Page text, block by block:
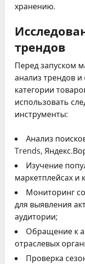
хранению.
трендов
Перед запуском
анализ трендов
категории
использовать
инструменты:
Анализ
Trends,
Изучение
маркетплейсах и
Мониторинг
для выявления
аудитории;
Обращение к
отраслевых
Проверка